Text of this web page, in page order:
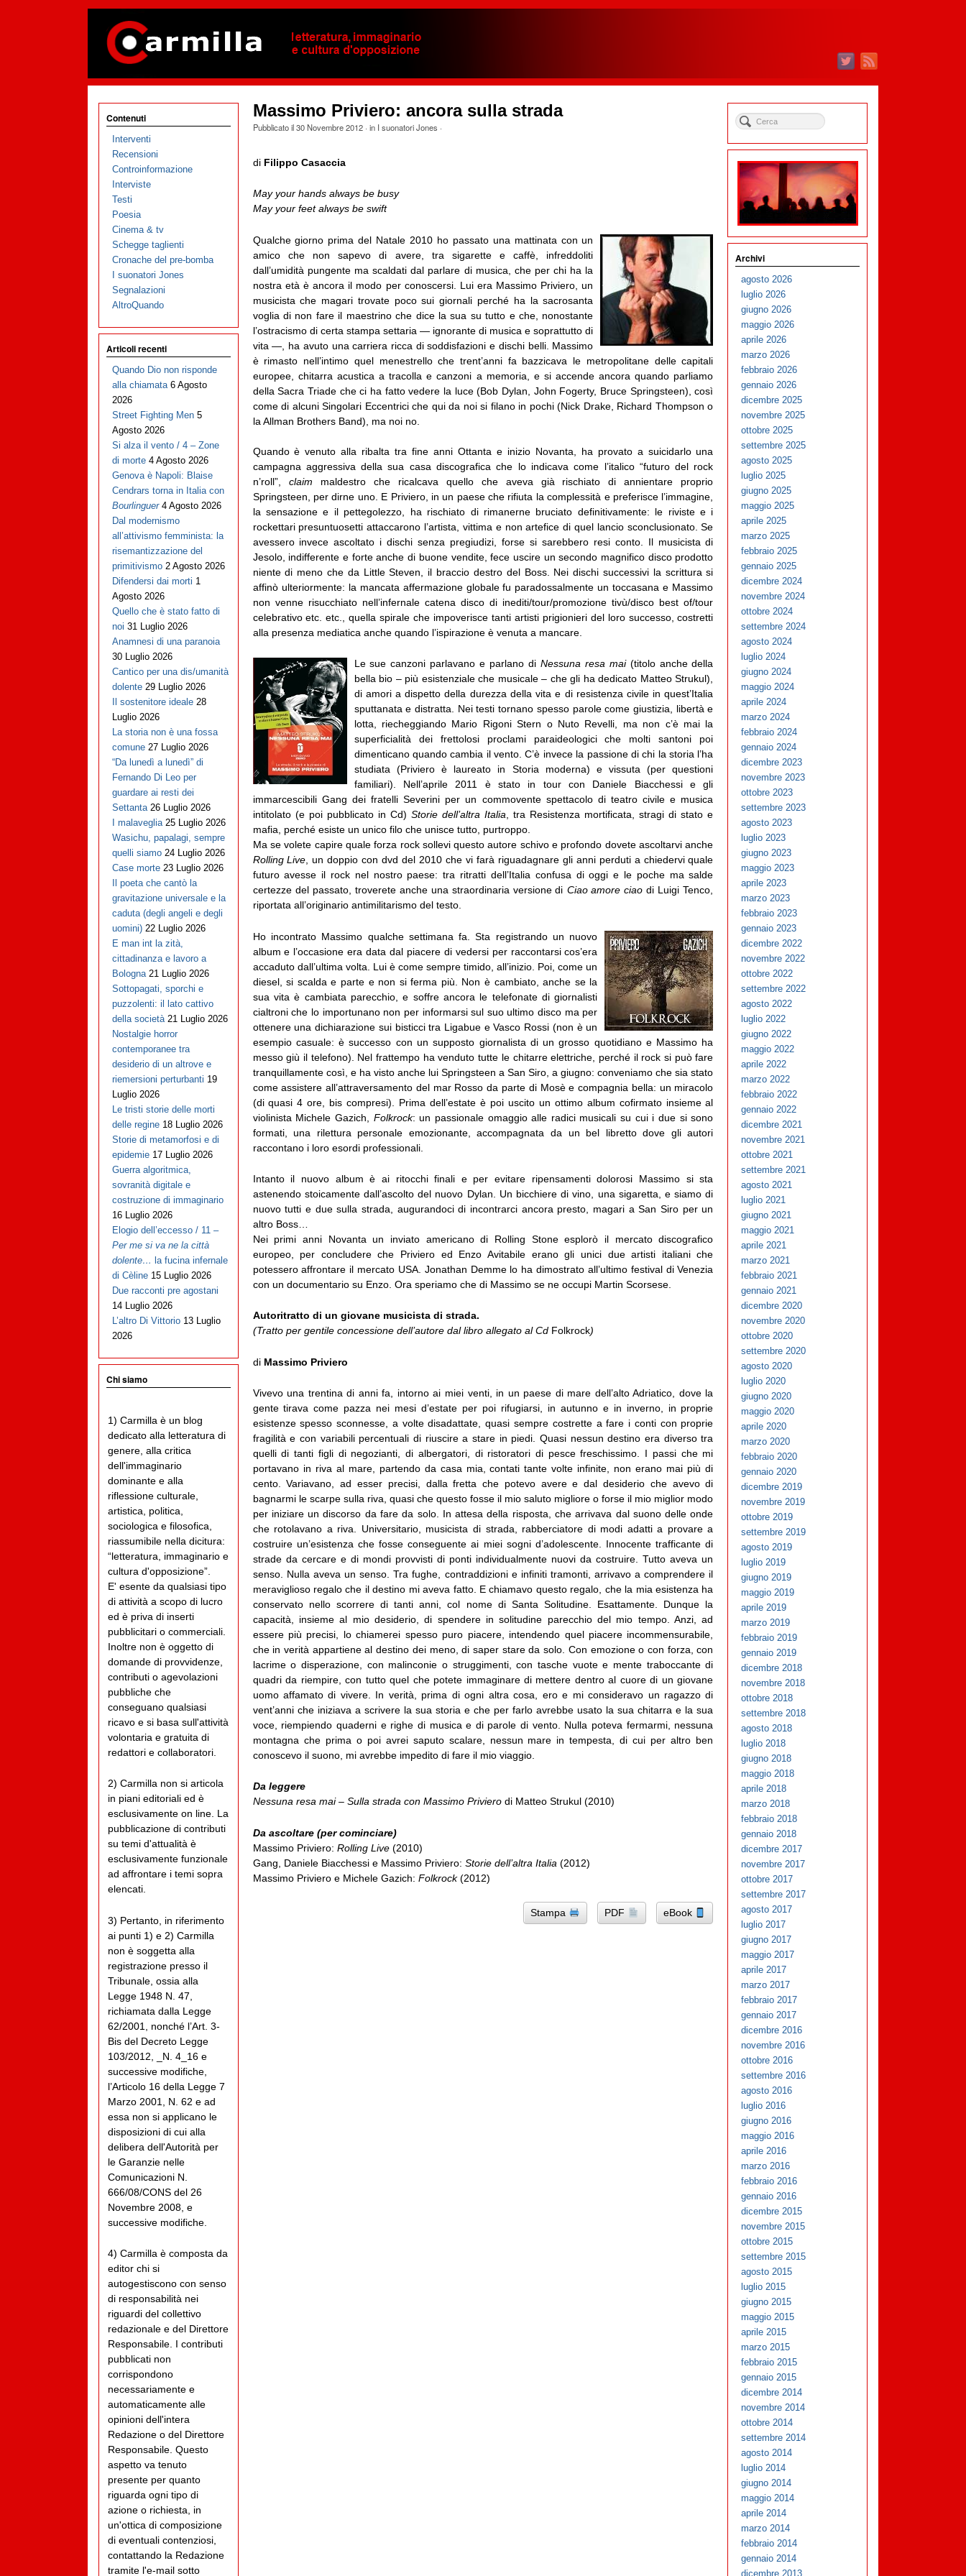
Massimo Priviero: ancora sulla strada
Pubblicato il30 Novembre 2012· in I suonatori Jones ·
di Filippo Casaccia
May your hands always be busy
May your feet always be swift
Qualche giorno prima del Natale 2010 ho passato una mattinata con un
amico che non sapevo di avere, tra sigarette e caffè, infreddoliti
dall’umidità pungente ma scaldati dal parlare di musica, che per chi ha la
nostra età è ancora il modo per conoscersi. Lui era Massimo Priviero, un
musicista che magari trovate poco sui giornali perché ha la sacrosanta
voglia di non fare il maestrino che dice la sua su tutto e che, nonostante
l’ostracismo di certa stampa settaria — ignorante di musica e soprattutto di
vita —, ha avuto una carriera ricca di soddisfazioni e dischi belli. Massimo
è rimasto nell’intimo quel menestrello che trent’anni fa bazzicava le metropolitane delle capitali
europee, chitarra acustica a tracolla e canzoni a memoria, e si accende ancora quando parliamo
della Sacra Triade che ci ha fatto vedere la luce (Bob Dylan, John Fogerty, Bruce Springsteen), così
come di alcuni Singolari Eccentrici che qui da noi si filano in pochi (Nick Drake, Richard Thompson o
la Allman Brothers Band), ma noi no.
Quando è venuto alla ribalta tra fine anni Ottanta e inizio Novanta, ha provato a suicidarlo una
campagna aggressiva della sua casa discografica che lo indicava come l’italico “futuro del rock
n’roll”, claim maldestro che ricalcava quello che aveva già rischiato di annientare proprio
Springsteen, per dirne uno. E Priviero, in un paese che rifiuta la complessità e preferisce l’immagine,
la sensazione e il pettegolezzo, ha rischiato di rimanerne bruciato definitivamente: le riviste e i
rockettari presuntuosetti attaccarono l’artista, vittima e non artefice di quel lancio sconclusionato. Se
avessero invece ascoltato i dischi senza pregiudizi, forse si sarebbero resi conto. Il musicista di
Jesolo, indifferente e forte anche di buone vendite, fece uscire un secondo magnifico disco prodotto
niente di meno che da Little Steven, il braccio destro del Boss. Nei dischi successivi la scrittura si
affinò ulteriormente: la mancata affermazione globale fu paradossalmente un toccasana e Massimo
non venne risucchiato nell’infernale catena disco di inediti/tour/promozione tivù/disco best of/tour
celebrativo etc. etc., quella spirale che impoverisce tanti artisti prigionieri del loro successo, costretti
alla presenza mediatica anche quando l’ispirazione è venuta a mancare.
Le sue canzoni parlavano e parlano di Nessuna resa mai(titolo anche della
bella bio – più esistenziale che musicale – che gli ha dedicato Matteo Strukul),
di amori a dispetto della durezza della vita e di resistenza civile in quest’Italia
sputtanata e distratta. Nei testi tornano spesso parole come giustizia, libertà e
lotta, riecheggiando Mario Rigoni Stern o Nuto Revelli, ma non c’è mai la
superficialità dei frettolosi proclami paraideologici che molti santoni poi
dimenticano quando cambia il vento. C’è invece la passione di chi la storia l’ha
studiata (Priviero è laureato in Storia moderna) e vissuta (per questioni
familiari). Nell’aprile 2011 è stato in tour con Daniele Biacchessi e gli
immarcescibili Gang dei fratelli Severini per un commovente spettacolo di teatro civile e musica
intitolato (e poi pubblicato in Cd) Storie dell’altra Italia , tra Resistenza mortificata, stragi di stato e
mafia, perché esiste un unico filo che unisce tutto, purtroppo.
Ma se volete capire quale forza rock sollevi questo autore schivo e profondo dovete ascoltarvi anche
Rolling Live , un doppio con dvd del 2010 che vi farà riguadagnare gli anni perduti a chiedervi quale
futuro avesse il rock nel nostro paese: tra ritratti dell’Italia confusa di oggi e le poche ma salde
certezze del passato, troverete anche una straordinaria versione di Ciao amore ciaodi Luigi Tenco,
riportata all’originario antimilitarismo del testo.
Ho incontrato Massimo qualche settimana fa. Sta registrando un nuovo
album e l’occasione era data dal piacere di vedersi per raccontarsi cos’era
accaduto dall’ultima volta. Lui è come sempre timido, all’inizio. Poi, come un
diesel, si scalda e parte e non si ferma più. Non è cambiato, anche se la
sua vita è cambiata parecchio, e soffre ancora le telefonate di giornalisti
cialtroni che lo importunano non per informarsi sul suo ultimo disco ma per
ottenere una dichiarazione sui bisticci tra Ligabue e Vasco Rossi (non è un
esempio casuale: è successo con un supposto giornalista di un grosso quotidiano e Massimo ha
messo giù il telefono). Nel frattempo ha venduto tutte le chitarre elettriche, perché il rock si può fare
tranquillamente così, e ha visto anche lui Springsteen a San Siro, a giugno: conveniamo che sia stato
come assistere all’attraversamento del mar Rosso da parte di Mosè e compagnia bella: un miracolo
(di quasi 4 ore, bis compresi). Prima dell’estate è poi uscito un ottimo album cofirmato insieme al
violinista Michele Gazich, Folkrock: un passionale omaggio alle radici musicali su cui i due si sono
formati, una rilettura personale emozionante, accompagnata da un bel libretto dove gli autori
raccontano i loro esordi professionali.
Intanto il nuovo album è ai ritocchi finali e per evitare ripensamenti dolorosi Massimo si sta
astenendo stoicamente dall’ascolto del nuovo Dylan. Un bicchiere di vino, una sigaretta, e siamo di
nuovo tutti e due sulla strada, augurandoci di incontrarci ancora presto, magari a San Siro per un
altro Boss…
Nei primi anni Novanta un inviato americano di Rolling Stone esplorò il mercato discografico
europeo, per concludere che Priviero ed Enzo Avitabile erano gli unici due artisti italiani che
potessero affrontare il mercato USA. Jonathan Demme lo ha dimostrato all’ultimo festival di Venezia
con un documentario su Enzo. Ora speriamo che di Massimo se ne occupi Martin Scorsese.
Autoritratto di un giovane musicista di strada.
(Tratto per gentile concessione dell’autore dal libro allegato al Cd Folkrock)
di Massimo Priviero
Vivevo una trentina di anni fa, intorno ai miei venti, in un paese di mare dell’alto Adriatico, dove la
gente tirava come pazza nei mesi d’estate per poi rifugiarsi, in autunno e in inverno, in proprie
esistenze spesso sconnesse, a volte disadattate, quasi sempre costrette a fare i conti con proprie
fragilità e con variabili percentuali di riuscire a stare in piedi. Quasi nessun destino era diverso tra
quelli di tanti figli di negozianti, di albergatori, di ristoratori di pesce freschissimo. I passi che mi
portavano in riva al mare, partendo da casa mia, contati tante volte infinite, non erano mai più di
cento. Variavano, ad esser precisi, dalla fretta che potevo avere e dal desiderio che avevo di
bagnarmi le scarpe sulla riva, quasi che questo fosse il mio saluto migliore o forse il mio miglior modo
per iniziare un discorso da fare da solo. In attesa della risposta, che arrivava dal suono delle onde
che rotolavano a riva. Universitario, musicista di strada, rabberciatore di modi adatti a provare a
costruire un’esistenza che fosse conseguente ai miei sogni d’adolescente. Innocente trafficante di
strade da cercare e di mondi provvisti di ponti individualmente nuovi da costruire. Tutto aveva un
senso. Nulla aveva un senso. Tra fughe, contraddizioni e infiniti tramonti, arrivavo a comprendere il
meraviglioso regalo che il destino mi aveva fatto. E chiamavo questo regalo, che la mia esistenza ha
conservato nello scorrere di tanti anni, col nome di Santa Solitudine. Esattamente. Dunque la
capacità, insieme al mio desiderio, di spendere in solitudine parecchio del mio tempo. Anzi, ad
essere più precisi, lo chiamerei spesso puro piacere, intendendo quel piacere incommensurabile,
che in verità appartiene al destino dei meno, di saper stare da solo. Con emozione o con forza, con
lacrime o disperazione, con malinconie o struggimenti, con tasche vuote e mente traboccante di
quadri da riempire, con tutto quel che potete immaginare di mettere dentro al cuore di un giovane
uomo affamato di vivere. In verità, prima di ogni altra cosa, ero e mi consideravo un ragazzo di
vent’anni che iniziava a scrivere la sua storia e che per farlo avrebbe usato la sua chitarra e la sua
voce, riempiendo quaderni e righe di musica e di parole di vento. Nulla poteva fermarmi, nessuna
montagna che prima o poi avrei saputo scalare, nessun mare in tempesta, di cui per altro ben
conoscevo il suono, mi avrebbe impedito di fare il mio viaggio.
Da leggere
Nessuna resa mai – Sulla strada con Massimo Priviero di Matteo Strukul (2010)
Da ascoltare (per cominciare)
Massimo Priviero: Rolling Live (2010)
Gang, Daniele Biacchessi e Massimo Priviero: Storie dell’altra Italia (2012)
Massimo Priviero e Michele Gazich: Folkrock(2012)
Stampa PDF eBook
Contenuti
Interventi
Recensioni
Controinformazione
Interviste
Testi
Poesia
Cinema & tv
Schegge taglienti
Cronache del pre-bomba
I suonatori Jones
Segnalazioni
AltroQuando
Articoli recenti
Quando Dio non risponde
alla chiamata 6 Agosto
2026
Street Fighting Men 5
Agosto 2026
Si alza il vento / 4 – Zone
di morte 4 Agosto 2026
Genova è Napoli: Blaise
Cendrars torna in Italia con
Bourlinguer 4 Agosto 2026
Dal modernismo
all’attivismo femminista: la
risemantizzazione del
primitivismo 2 Agosto 2026
Difendersi dai morti 1
Agosto 2026
Quello che è stato fatto di
noi 31 Luglio 2026
Anamnesi di una paranoia
30 Luglio 2026
Cantico per una dis/umanità
dolente 29 Luglio 2026
Il sostenitore ideale 28
Luglio 2026
La storia non è una fossa
comune 27 Luglio 2026
“Da lunedì a lunedì” di
Fernando Di Leo per
guardare ai resti dei
Settanta 26 Luglio 2026
I malaveglia 25 Luglio 2026
Wasichu, papalagi, sempre
quelli siamo 24 Luglio 2026
Case morte 23 Luglio 2026
Il poeta che cantò la
gravitazione universale e la
caduta (degli angeli e degli
uomini) 22 Luglio 2026
E man int la zità,
cittadinanza e lavoro a
Bologna 21 Luglio 2026
Sottopagati, sporchi e
puzzolenti: il lato cattivo
della società 21 Luglio 2026
Nostalgie horror
contemporanee tra
desiderio di un altrove e
riemersioni perturbanti 19
Luglio 2026
Le tristi storie delle morti
delle regine 18 Luglio 2026
Storie di metamorfosi e di
epidemie 17 Luglio 2026
Guerra algoritmica,
sovranità digitale e
costruzione di immaginario
16 Luglio 2026
Elogio dell’eccesso / 11 –
Per me si va ne la città
dolente… la fucina infernale
di Cèline 15 Luglio 2026
Due racconti pre agostani
14 Luglio 2026
L’altro Di Vittorio 13 Luglio
2026
Chi siamo
1) Carmilla è un blog
dedicato alla letteratura di
genere, alla critica
dell'immaginario
dominante e alla
riflessione culturale,
artistica, politica,
sociologica e filosofica,
riassumibile nella dicitura:
“letteratura, immaginario e
cultura d'opposizione”.
E' esente da qualsiasi tipo
di attività a scopo di lucro
ed è priva di inserti
pubblicitari o commerciali.
Inoltre non è oggetto di
domande di provvidenze,
contributi o agevolazioni
pubbliche che
conseguano qualsiasi
ricavo e si basa sull'attività
volontaria e gratuita di
redattori e collaboratori.
2) Carmilla non si articola
in piani editoriali ed è
esclusivamente on line. La
pubblicazione di contributi
su temi d'attualità è
esclusivamente funzionale
ad affrontare i temi sopra
elencati.
3) Pertanto, in riferimento
ai punti 1) e 2) Carmilla
non è soggetta alla
registrazione presso il
Tribunale, ossia alla
Legge 1948 N. 47,
richiamata dalla Legge
62/2001, nonché l’Art. 3-
Bis del Decreto Legge
103/2012, _N. 4_16 e
successive modifiche,
l’Articolo 16 della Legge 7
Marzo 2001, N. 62 e ad
essa non si applicano le
disposizioni di cui alla
delibera dell'Autorità per
le Garanzie nelle
Comunicazioni N.
666/08/CONS del 26
Novembre 2008, e
successive modifiche.
4) Carmilla è composta da
editor chi si
autogestiscono con senso
di responsabilità nei
riguardi del collettivo
redazionale e del Direttore
Responsabile. I contributi
pubblicati non
corrispondono
necessariamente e
automaticamente alle
opinioni dell'intera
Redazione o del Direttore
Responsabile. Questo
aspetto va tenuto
presente per quanto
riguarda ogni tipo di
azione o richiesta, in
un'ottica di composizione
di eventuali contenziosi,
contattando la Redazione
tramite l'e-mail sotto
Archivi
agosto 2026
luglio 2026
giugno 2026
maggio 2026
aprile 2026
marzo 2026
febbraio 2026
gennaio 2026
dicembre 2025
novembre 2025
ottobre 2025
settembre 2025
agosto 2025
luglio 2025
giugno 2025
maggio 2025
aprile 2025
marzo 2025
febbraio 2025
gennaio 2025
dicembre 2024
novembre 2024
ottobre 2024
settembre 2024
agosto 2024
luglio 2024
giugno 2024
maggio 2024
aprile 2024
marzo 2024
febbraio 2024
gennaio 2024
dicembre 2023
novembre 2023
ottobre 2023
settembre 2023
agosto 2023
luglio 2023
giugno 2023
maggio 2023
aprile 2023
marzo 2023
febbraio 2023
gennaio 2023
dicembre 2022
novembre 2022
ottobre 2022
settembre 2022
agosto 2022
luglio 2022
giugno 2022
maggio 2022
aprile 2022
marzo 2022
febbraio 2022
gennaio 2022
dicembre 2021
novembre 2021
ottobre 2021
settembre 2021
agosto 2021
luglio 2021
giugno 2021
maggio 2021
aprile 2021
marzo 2021
febbraio 2021
gennaio 2021
dicembre 2020
novembre 2020
ottobre 2020
settembre 2020
agosto 2020
luglio 2020
giugno 2020
maggio 2020
aprile 2020
marzo 2020
febbraio 2020
gennaio 2020
dicembre 2019
novembre 2019
ottobre 2019
settembre 2019
agosto 2019
luglio 2019
giugno 2019
maggio 2019
aprile 2019
marzo 2019
febbraio 2019
gennaio 2019
dicembre 2018
novembre 2018
ottobre 2018
settembre 2018
agosto 2018
luglio 2018
giugno 2018
maggio 2018
aprile 2018
marzo 2018
febbraio 2018
gennaio 2018
dicembre 2017
novembre 2017
ottobre 2017
settembre 2017
agosto 2017
luglio 2017
giugno 2017
maggio 2017
aprile 2017
marzo 2017
febbraio 2017
gennaio 2017
dicembre 2016
novembre 2016
ottobre 2016
settembre 2016
agosto 2016
luglio 2016
giugno 2016
maggio 2016
aprile 2016
marzo 2016
febbraio 2016
gennaio 2016
dicembre 2015
novembre 2015
ottobre 2015
settembre 2015
agosto 2015
luglio 2015
giugno 2015
maggio 2015
aprile 2015
marzo 2015
febbraio 2015
gennaio 2015
dicembre 2014
novembre 2014
ottobre 2014
settembre 2014
agosto 2014
luglio 2014
giugno 2014
maggio 2014
aprile 2014
marzo 2014
febbraio 2014
gennaio 2014
dicembre 2013